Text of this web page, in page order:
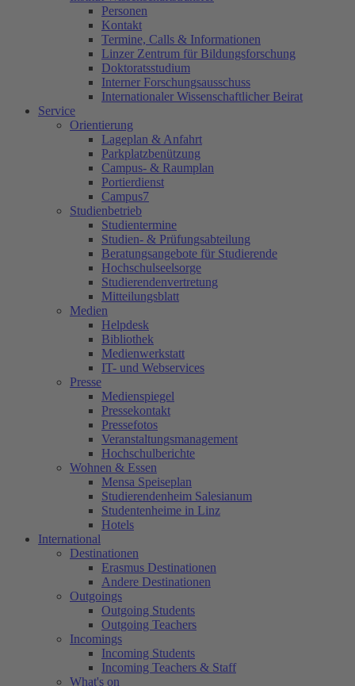
Personen
Kontakt
Termine, Calls & Informationen
Linzer Zentrum für Bildungsforschung
Doktoratsstudium
Interner Forschungsausschuss
Internationaler Wissenschaftlicher Beirat
Service
Orientierung
Lageplan & Anfahrt
Parkplatzbenützung
Campus- & Raumplan
Portierdienst
Campus7
Studienbetrieb
Studientermine
Studien- & Prüfungsabteilung
Beratungsangebote für Studierende
Hochschulseelsorge
Studierendenvertretung
Mitteilungsblatt
Medien
Helpdesk
Bibliothek
Medienwerkstatt
IT- und Webservices
Presse
Medienspiegel
Pressekontakt
Pressefotos
Veranstaltungsmanagement
Hochschulberichte
Wohnen & Essen
Mensa Speiseplan
Studierendenheim Salesianum
Studentenheime in Linz
Hotels
International
Destinationen
Erasmus Destinationen
Andere Destinationen
Outgoings
Outgoing Students
Outgoing Teachers
Incomings
Incoming Students
Incoming Teachers & Staff
What's on